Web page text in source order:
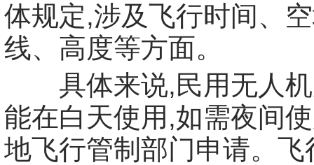
体规定,涉及飞行时间、
线、高度等方面。
具体来说,民用无人机
能在白天使用,如需夜间
地飞行管制部门申请。飞